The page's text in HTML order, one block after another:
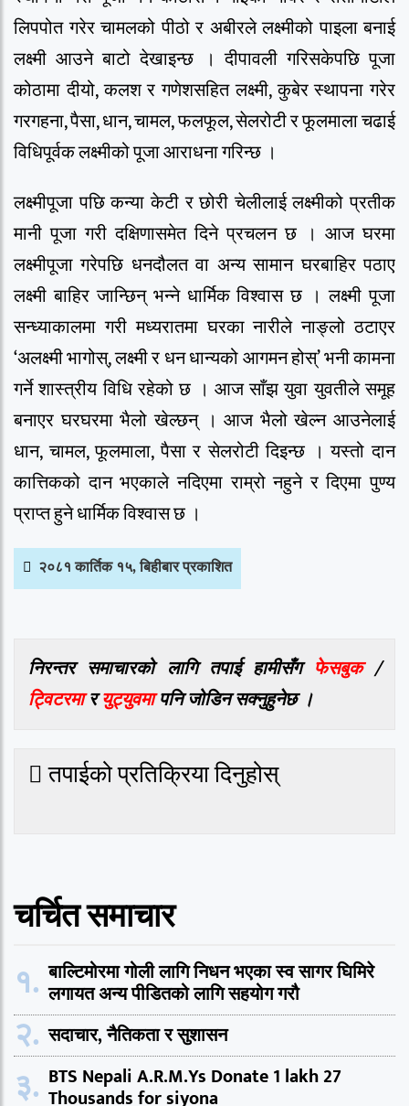
लिपपोत गरेर चामलको पीठो र अबीरले लक्ष्मीको पाइला बनाई
लक्ष्मी आउने बाटो देखाइन्छ । दीपावली गरिसकेपछि पूजा
कोठामा दीयो, कलश र गणेशसहित लक्ष्मी, कुबेर स्थापना गरेर
गरगहना, पैसा, धान, चामल, फलफूल, सेलरोटी र फूलमाला चढाई
विधिपूर्वक लक्ष्मीको पूजा आराधना गरिन्छ ।
लक्ष्मीपूजा पछि कन्या केटी र छोरी चेलीलाई लक्ष्मीको प्रतीक
मानी पूजा गरी दक्षिणासमेत दिने प्रचलन छ । आज घरमा
लक्ष्मीपूजा गरेपछि धनदौलत वा अन्य सामान घरबाहिर पठाए
लक्ष्मी बाहिर जान्छिन् भन्ने धार्मिक विश्वास छ । लक्ष्मी पूजा
सन्ध्याकालमा गरी मध्यरातमा घरका नारीले नाङ्लो ठटाएर
‘अलक्ष्मी भागोस्, लक्ष्मी र धन धान्यको आगमन होस्’ भनी कामना
गर्ने शास्त्रीय विधि रहेको छ । आज साँझ युवा युवतीले समूह
बनाएर घरघरमा भैलो खेल्छन् । आज भैलो खेल्न आउनेलाई
धान, चामल, फूलमाला, पैसा र सेलरोटी दिइन्छ । यस्तो दान
कात्तिकको दान भएकाले नदिएमा राम्रो नहुने र दिएमा पुण्य
प्राप्त हुने धार्मिक विश्वास छ ।
२०८१ कार्तिक १५, बिहीबार प्रकाशित
निरन्तर समाचारको लागि तपाई हामीसँग फेसबुक/
ट्विटरमारयुट्युवमापनि जोडिन सक्नुहुनेछ ।
तपाईको प्रतिक्रिया दिनुहोस्
चर्चित समाचार
१. बाल्टिमोरमा गोली लागि निधन भएका स्व सागर घिमिरे
लगायत अन्य पीडितको लागि सहयोग गरौ
२. सदाचार, नैतिकता र सुशासन
३. BTS Nepali A.R.M.Ys Donate 1 lakh 27
Thousands for siyona